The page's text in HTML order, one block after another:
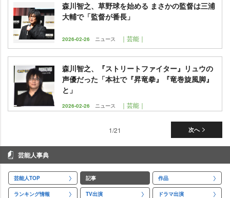
森川智之、草野球を始める まさかの監督は三浦
大輔で「監督が番長」
2026-02-26 ニュース ｜芸能｜
森川智之、『ストリートファイター』リュウの
声優だった「本社で『昇竜拳』『竜巻旋風脚』
と」
2026-02-26 ニュース ｜芸能｜
次へ
1/21
芸能人事典
芸能人TOP 記事 作品
ランキング情報 TV出演 ドラマ出演